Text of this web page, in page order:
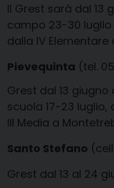
Il Grest sarà dal 13
campo 23-30 luglio
dalla IV Elementare
Pievequinta (tel.
Grest dal 13
scuola 17-23 luglio,
III Media a
Santo Stefano
Grest dal 13 al 24